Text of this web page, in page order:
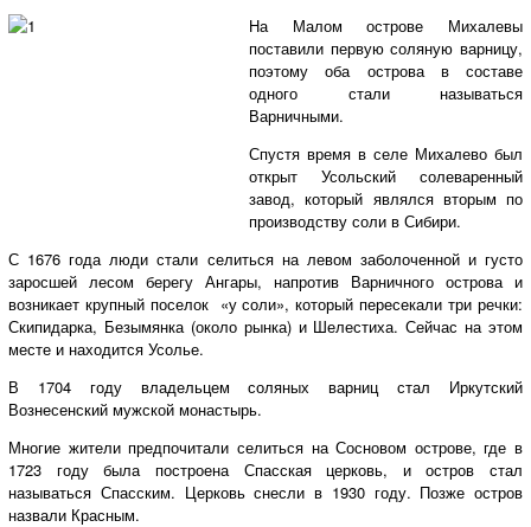
На Малом острове Михалевы
поставили первую соляную варницу,
поэтому оба острова в составе
одного стали называться
Варничными.
Спустя время в селе Михалево был
открыт Усольский солеваренный
завод, который являлся вторым по
производству соли в Сибири.
С 1676 года люди стали селиться на левом заболоченной и густо
заросшей лесом берегу Ангары, напротив Варничного острова и
возникает крупный поселок «у соли», который пересекали три речки:
Скипидарка, Безымянка (около рынка) и Шелестиха. Сейчас на этом
месте и находится Усолье.
В 1704 году владельцем соляных варниц стал Иркутский
Вознесенский мужской монастырь.
Многие жители предпочитали селиться на Сосновом острове, где в
1723 году была построена Спасская церковь, и остров стал
называться Спасским. Церковь снесли в 1930 году. Позже остров
назвали Красным.